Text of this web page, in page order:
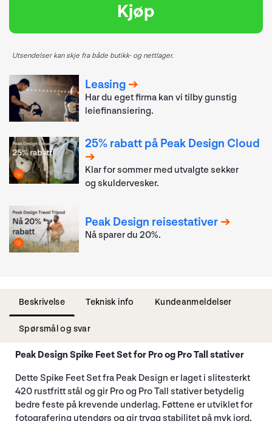
Kjøp
Utsendelser kan skje fra både butikk- og nettlager.
Leasing
Har du eget firma kan vi tilby gunstig
leiefinansiering.
25% rabatt på Peak Design Cloud
Klar for sommer med utvalgte sekker
og skuldervesker.
Peak Design reisestativer
Nå sparer du 20%.
Beskrivelse Teknisk info Kundeanmeldelser
Spørsmål og svar
Peak Design Spike Feet Set for Pro og Pro Tall stativer
Dette Spike Feet Set fra Peak Design er laget i slitesterkt
420 rustfritt stål og gir Pro og Pro Tall stativer betydelig
bedre feste på krevende underlag. Føttene er utviklet for
fotografering utendørs og gir trygg stabilitet på myk jord,